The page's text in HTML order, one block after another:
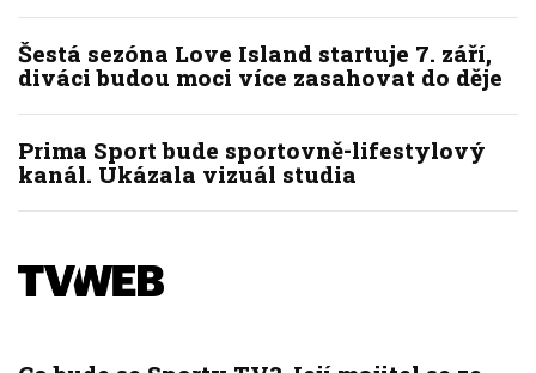
Šestá sezóna Love Island startuje 7. září,
diváci budou moci více zasahovat do děje
Prima Sport bude sportovně-lifestylový
kanál. Ukázala vizuál studia